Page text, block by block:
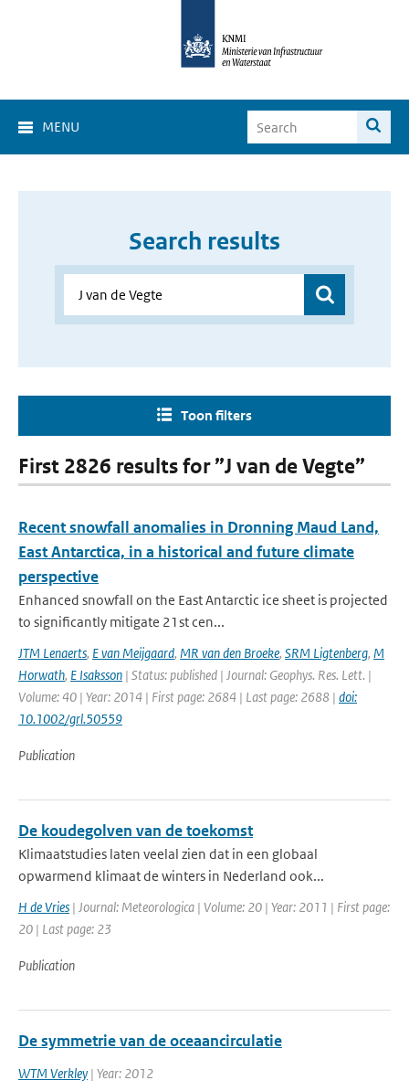
MENU
Search results
Toon filters
First 2826 results for ”J van de Vegte”
Recent snowfall anomalies in Dronning Maud Land,
East Antarctica, in a historical and future climate
perspective
Enhanced snowfall on the East Antarctic ice sheet is projected
to significantly mitigate 21st cen...
JTM Lenaerts, E van Meijgaard, MR van den Broeke, SRM Ligtenberg, M
Horwath, E Isaksson | Status: published | Journal: Geophys. Res. Lett. |
Volume: 40 | Year: 2014 | First page: 2684 | Last page: 2688 | doi:
10.1002/grl.50559
Publication
De koudegolven van de toekomst
Klimaatstudies laten veelal zien dat in een globaal
opwarmend klimaat de winters in Nederland ook...
H de Vries | Journal: Meteorologica | Volume: 20 | Year: 2011 | First page:
20 | Last page: 23
Publication
De symmetrie van de oceaancirculatie
WTM Verkley | Year: 2012